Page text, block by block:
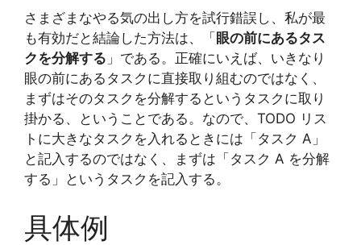
さまざまなやる気の出し方を試行錯誤し、私が最
も有効だと結論した方法は、「 眼の前にあるタス
クを分解する 」である。正確にいえば、いきなり
眼の前にあるタスクに直接取り組むのではなく、
まずはそのタスクを分解するというタスクに取り
掛かる、ということである。なので、TODO リス
トに大きなタスクを入れるときには「タスク A」
と記入するのではなく、まずは「タスク A を分解
する」というタスクを記入する。
具体例